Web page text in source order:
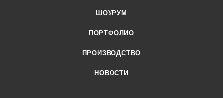
ШОУРУМ
ПОРТФОЛИО
ПРОИЗВОДСТВО
НОВОСТИ